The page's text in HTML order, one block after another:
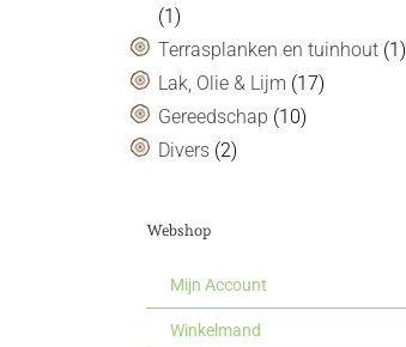
(1)
Terrasplanken en tuinhout (1)
Lak, Olie & Lijm (17)
Gereedschap (10)
Divers (2)
Webshop
Mijn Account
Winkelmand